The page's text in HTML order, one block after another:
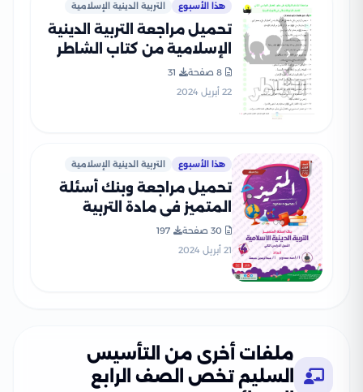
هذا الأسبوع التربية الدينية الإسلامية
تحميل مراجعة التربية الدينية
الإسلامية من كتاب الشاطر
للصف الرابع الابتدائي ترم ثاني
8 صفحة
31
22 أبريل 2024
هذا الأسبوع التربية الدينية الإسلامية
تحميل مراجعة وبنك أسئلة
المتميز في مادة التربية
الدينية الاسلامية للصف
الرابع الابتدائي الترم الثاني
30 صفحة
197
21 أبريل 2024
ملفات أخرى من التأسيس
السليم تخص الصف الرابع